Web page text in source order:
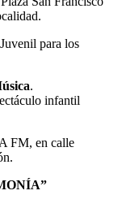
para los
.
infantil
FM, en calle